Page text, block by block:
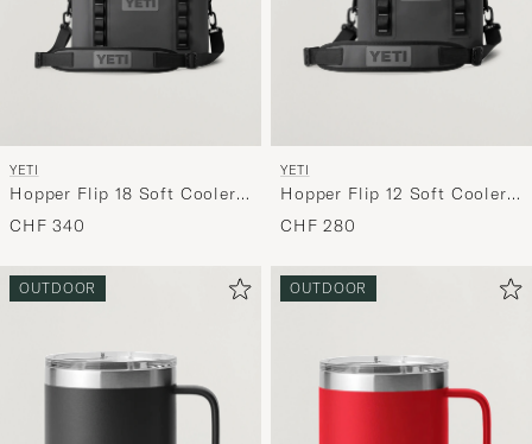
aktivieren
und
eine
Auswahl,
YETI
Hopper Flip 18 Soft Cooler
Charcoal
CHF 340
YETI
Hopper Flip 12 Soft Cooler
Charcoal
CHF 280
OUTDOOR OUTDOOR